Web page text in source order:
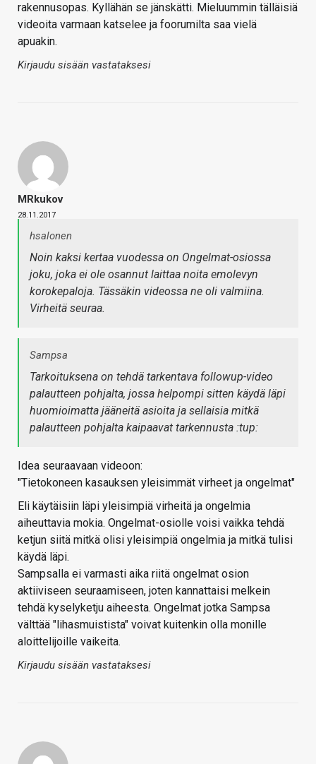
rakennusopas. Kyllähän se jänskätti. Mieluummin tälläisiä
videoita varmaan katselee ja foorumilta saa vielä
apuakin.
Kirjaudu sisään vastataksesi
MRkukov
28.11.2017
hsalonen
Noin kaksi kertaa vuodessa on Ongelmat-osiossa
joku, joka ei ole osannut laittaa noita emolevyn
korokepaloja. Tässäkin videossa ne oli valmiina.
Virheitä seuraa.
Sampsa
Tarkoituksena on tehdä tarkentava followup-video
palautteen pohjalta, jossa helpompi sitten käydä läpi
huomioimatta jääneitä asioita ja sellaisia mitkä
palautteen pohjalta kaipaavat tarkennusta :tup:
Idea seuraavaan videoon:
"Tietokoneen kasauksen yleisimmät virheet ja ongelmat"
Eli käytäisiin läpi yleisimpiä virheitä ja ongelmia
aiheuttavia mokia. Ongelmat-osiolle voisi vaikka tehdä
ketjun siitä mitkä olisi yleisimpiä ongelmia ja mitkä tulisi
käydä läpi.
Sampsalla ei varmasti aika riitä ongelmat osion
aktiiviseen seuraamiseen, joten kannattaisi melkein
tehdä kyselyketju aiheesta. Ongelmat jotka Sampsa
välttää "lihasmuistista" voivat kuitenkin olla monille
aloittelijoille vaikeita.
Kirjaudu sisään vastataksesi